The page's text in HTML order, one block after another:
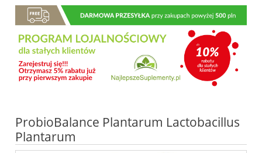
ProbioBalance Plantarum Lactobacillus
Plantarum